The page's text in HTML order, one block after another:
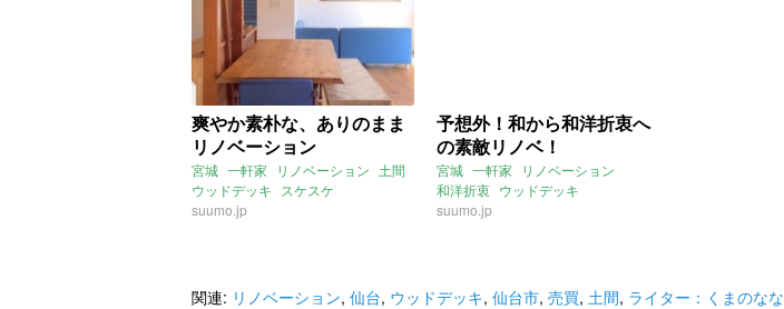
爽やか素朴な、ありのまま
リノベーション
宮城 一軒家 リノベーション 土間
ウッドデッキ
スケスケ
suumo.jp
予想外！和から和洋折衷へ
の素敵リノベ！
宮城 一軒家
リノベーション
和洋折衷 ウッドデッキ
suumo.jp
関連: リノベーション, 仙台, ウッドデッキ, 仙台市, 売買, 土間, ライター：くまのなな